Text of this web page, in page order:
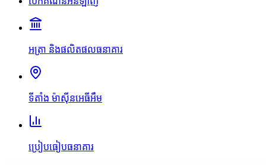
អត្រា និងផលិតផលធនាគារ
ទីតាំង ម៉ាស៊ីនអេធីអឹម
ប្រៀបធៀបធនាគារ